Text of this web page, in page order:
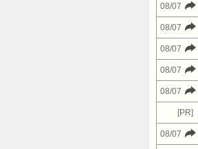
08/07
08/07
08/07
08/07
08/07
[PR]
08/07